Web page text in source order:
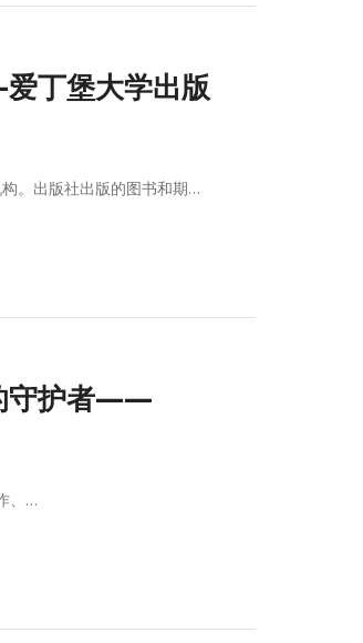
丁堡大学出版
。出版社出版的图书和期…
守护者——
、…